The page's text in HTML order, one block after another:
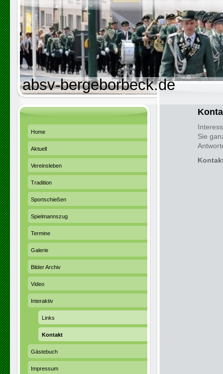
absv-bergeborbeck.de
Sie
Home
Aktuell
Vereinsleben
Tradition
Sportschießen
Spielmannszug
Termine
Galerie
Bilder Archiv
Video
Interaktiv
Links
Kontakt
Gästebuch
Impressum